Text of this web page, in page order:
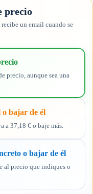
precio
un email cuando se
precio, aunque sea una
bajar de él
a 37,18 € o baje más.
o bajar de él
al precio que indiques o